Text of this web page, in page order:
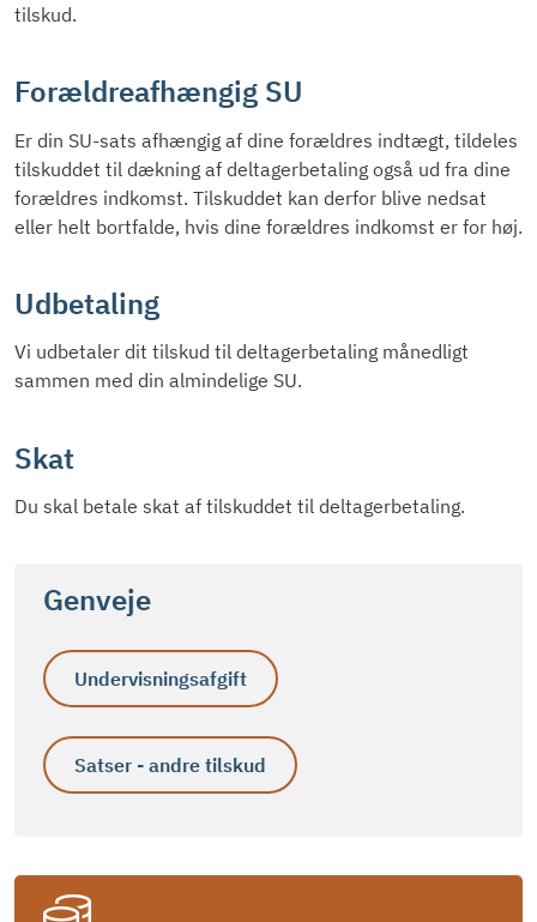
tilskud.
Forældreafhængig SU
Er din SU-sats afhængig af dine forældres indtægt, tildeles
tilskuddet til dækning af deltagerbetaling også ud fra dine
forældres indkomst. Tilskuddet kan derfor blive nedsat
eller helt bortfalde, hvis dine forældres indkomst er for høj.
Udbetaling
Vi udbetaler dit tilskud til deltagerbetaling månedligt
sammen med din almindelige SU.
Skat
Du skal betale skat af tilskuddet til deltagerbetaling.
Genveje
Undervisningsafgift
Satser - andre tilskud